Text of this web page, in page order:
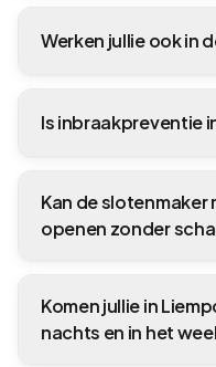
Werken jullie ook in
Is inbraakpreventie
Kan de slotenmaker
openen zonder
Komen jullie in
nachts en in het